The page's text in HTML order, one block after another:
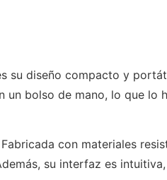
su diseño compacto y
bolso de mano, lo que lo
con materiales
su interfaz es